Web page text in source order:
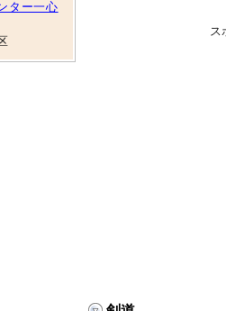
ス
ター一心